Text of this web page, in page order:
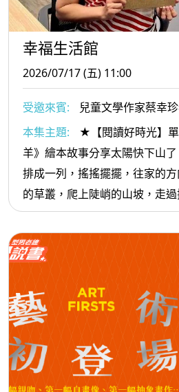
幸福生活館
2026/07/17 (五) 11:00
受邀來賓:
兒童文學作家蔡幸
本集主題:
★【閱讀好時光】
羊》繪本故事分享太陽快下山
排成一列，搖搖擺擺，往家的
的草叢，爬上陡峭的山坡，走
走一段，就要數一次：10隻小
羊在回家的路上會遇到哪些考
分享《晚安，10隻小羊》繪本故
115年7月17日早上11:30 實體
FM93.1 全新網路電臺：聽臺北
體驗「聽臺北」 👉 http://